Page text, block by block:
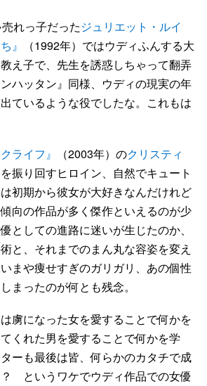
れっ子だったジュリエット・ルイ
』
（1992年）ではウディふんする大
え子で、先生を誘惑しちゃって翻弄
ンハッタン』同様、ウディの現実の年
ているような役でしたな。これもは
ライフ』 （2003年）のクリスティ
振り回すヒロイン、自然でキュート
初期から彼女が大好きなんだけれど
向の作品が多く傑作といえるのが少
としての進路に迷いが生じたのか、
と、それまでのまん丸な容姿を変え
まや痩せすぎのガリガリ、あの個性
まったのが何とも残念。
虜になった女を愛することで何かを
くれた男を愛することで何かを学
ーも最後は皆、何らかのカタチで成
というワケでウディ作品での女優